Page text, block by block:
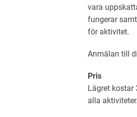
vara
fungerar
för aktivitet.
Anmälan till
Pris
Lägret kostar
alla aktiviteter.